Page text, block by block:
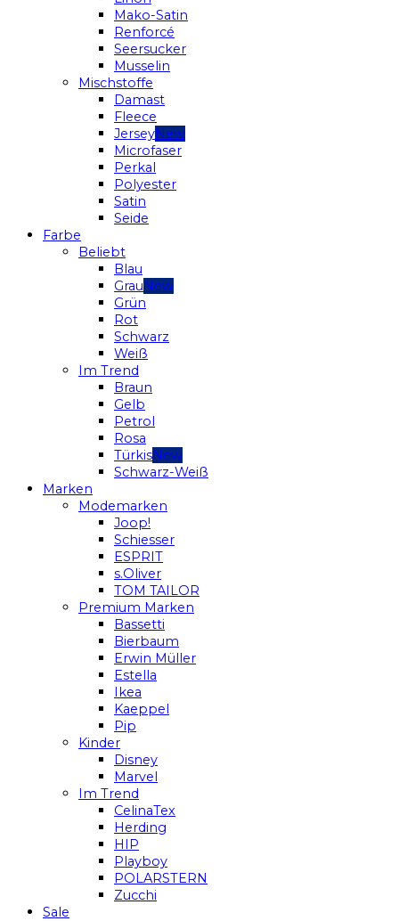
Mako-Satin
Renforcé
Seersucker
Musselin
Mischstoffe
Damast
Fleece
Jersey
Microfaser
Perkal
Polyester
Satin
Seide
Farbe
Beliebt
Blau
Grau
Grün
Rot
Schwarz
Weiß
Im Trend
Braun
Gelb
Petrol
Rosa
Türkis
Schwarz-Weiß
Marken
Modemarken
Joop!
Schiesser
ESPRIT
s.Oliver
TOM TAILOR
Premium Marken
Bassetti
Bierbaum
Erwin Müller
Estella
Ikea
Kaeppel
Pip
Kinder
Disney
Marvel
Im Trend
CelinaTex
Herding
HIP
Playboy
POLARSTERN
Zucchi
Sale